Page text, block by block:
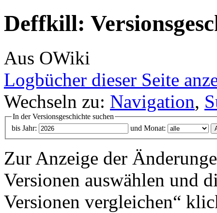
Deffkill:
Aus OWiki
Logbücher dieser Seite
Wechseln zu: Navigation,
In der Versionsgeschichte suchen
bis Jahr:
und Monat:
Zur Anzeige der
Versionen auswählen und
Versionen vergleichen“